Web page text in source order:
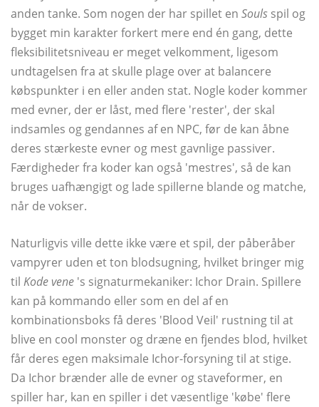
anden tanke. Som nogen der har spillet en Souls spil og
bygget min karakter forkert mere end én gang, dette
fleksibilitetsniveau er meget velkomment, ligesom
undtagelsen fra at skulle plage over at balancere
købspunkter i en eller anden stat. Nogle koder kommer
med evner, der er låst, med flere 'rester', der skal
indsamles og gendannes af en NPC, før de kan åbne
deres stærkeste evner og mest gavnlige passiver.
Færdigheder fra koder kan også 'mestres', så de kan
bruges uafhængigt og lade spillerne blande og matche,
når de vokser.
Naturligvis ville dette ikke være et spil, der påberåber
vampyrer uden et ton blodsugning, hvilket bringer mig
til Kode vene 's signaturmekaniker: Ichor Drain. Spillere
kan på kommando eller som en del af en
kombinationsboks få deres 'Blood Veil' rustning til at
blive en cool monster og dræne en fjendes blod, hvilket
får deres egen maksimale Ichor-forsyning til at stige.
Da Ichor brænder alle de evner og staveformer, en
spiller har, kan en spiller i det væsentlige 'købe' flere